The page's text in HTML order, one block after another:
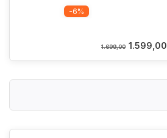
-6%
1.699,00 1.599,00